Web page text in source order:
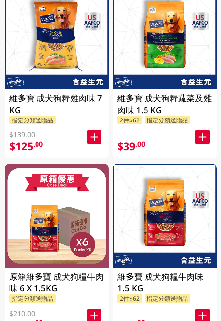
維多寶 成犬狗糧雞肉味 7
KG
指定分類送贈品
$139.00
$125.00
原箱維多寶 成犬狗糧牛肉
味 6 X 1.5KG
指定分類送贈品
$210.00
維多寶 成犬狗糧蔬菜及雞
肉味 1.5 KG
2件$62 指定分類送贈品
$39.00
維多寶 成犬狗糧牛肉味
1.5 KG
2件$62 指定分類送贈品